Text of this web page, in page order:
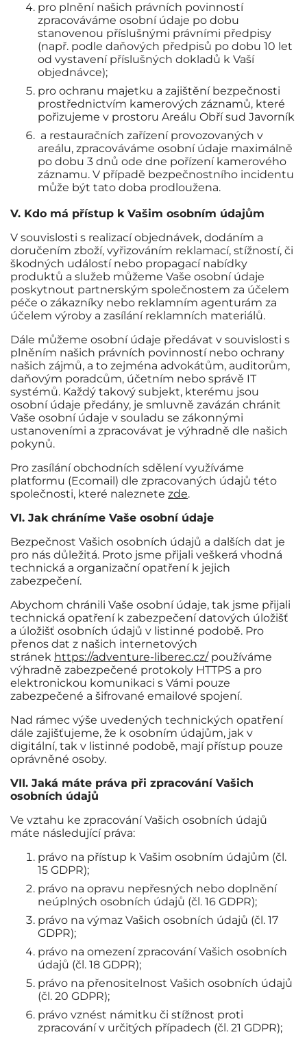
pro plnění našich právních povinností
zpracováváme osobní údaje po dobu
stanovenou příslušnými právními předpisy
(např. podle daňových předpisů po dobu 10 let
od vystavení příslušných dokladů k Vaší
objednávce);
pro ochranu majetku a zajištění bezpečnosti
prostřednictvím kamerových záznamů, které
pořizujeme v prostoru Areálu Obří sud Javorník
a restauračních zařízení provozovaných v
areálu, zpracováváme osobní údaje maximálně
po dobu 3 dnů ode dne pořízení kamerového
záznamu. V případě bezpečnostního incidentu
může být tato doba prodloužena.
V. Kdo má přístup k Vašim osobním údajům
V souvislosti s realizací objednávek, dodáním a
doručením zboží, vyřizováním reklamací, stížností, či
škodných událostí nebo propagací nabídky
produktů a služeb můžeme Vaše osobní údaje
poskytnout partnerským společnostem za účelem
péče o zákazníky nebo reklamním agenturám za
účelem výroby a zasílání reklamních materiálů.
Dále můžeme osobní údaje předávat v souvislosti s
plněním našich právních povinností nebo ochrany
našich zájmů, a to zejména advokátům, auditorům,
daňovým poradcům, účetním nebo správě IT
systémů. Každý takový subjekt, kterému jsou
osobní údaje předány, je smluvně zavázán chránit
Vaše osobní údaje v souladu se zákonnými
ustanoveními a zpracovávat je výhradně dle našich
pokynů.
Pro zasílání obchodních sdělení využíváme
platformu (Ecomail) dle zpracovaných údajů této
společnosti, které naleznete zde.
VI. Jak chráníme Vaše osobní údaje
Bezpečnost Vašich osobních údajů a dalších dat je
pro nás důležitá. Proto jsme přijali veškerá vhodná
technická a organizační opatření k jejich
zabezpečení.
Abychom chránili Vaše osobní údaje, tak jsme přijali
technická opatření k zabezpečení datových úložišť
a úložišť osobních údajů v listinné podobě. Pro
přenos dat z našich internetových
stránek https://adventure-liberec.cz/používáme
výhradně zabezpečené protokoly HTTPS a pro
elektronickou komunikaci s Vámi pouze
zabezpečené a šifrované emailové spojení.
Nad rámec výše uvedených technických opatření
dále zajišťujeme, že k osobním údajům, jak v
digitální, tak v listinné podobě, mají přístup pouze
oprávněné osoby.
VII. Jaká máte práva při zpracování Vašich
osobních údajů
Ve vztahu ke zpracování Vašich osobních údajů
máte následující práva:
právo na přístup k Vašim osobním údajům (čl.
15 GDPR);
právo na opravu nepřesných nebo doplnění
neúplných osobních údajů (čl. 16 GDPR);
právo na výmaz Vašich osobních údajů (čl. 17
GDPR);
právo na omezení zpracování Vašich osobních
údajů (čl. 18 GDPR);
právo na přenositelnost Vašich osobních údajů
(čl. 20 GDPR);
právo vznést námitku či stížnost proti
zpracování v určitých případech (čl. 21 GDPR);